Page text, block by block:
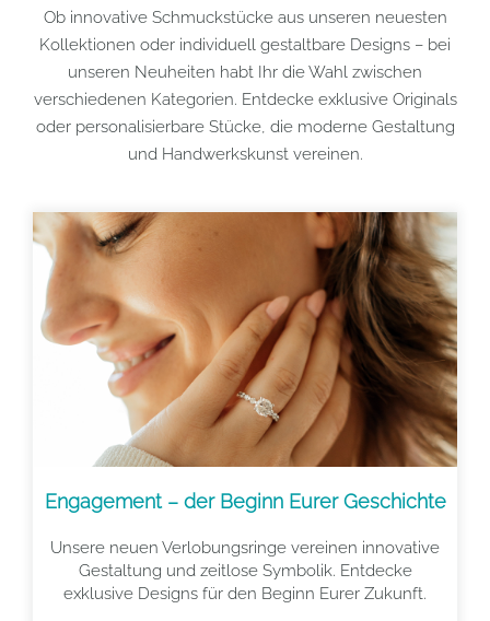
Ob innovative Schmuckstücke aus unseren neuesten
Kollektionen oder individuell gestaltbare Designs – bei
unseren Neuheiten habt Ihr die Wahl zwischen
verschiedenen Kategorien. Entdecke exklusive Originals
oder personalisierbare Stücke, die moderne Gestaltung
und Handwerkskunst vereinen.
Engagement – der Beginn Eurer Geschichte
Unsere neuen Verlobungsringe vereinen innovative
Gestaltung und zeitlose Symbolik. Entdecke
exklusive Designs für den Beginn Eurer Zukunft.